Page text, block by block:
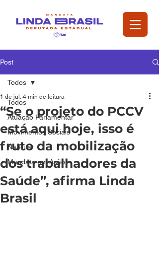
Post
Todos
Atuação Parlamentar
Movimentos Sociais
Na Rua
Mandata em Ação
Todos
“Se o projeto do PCCV
está aqui hoje, isso é
fruto da mobilização
dos trabalhadores da
Saúde”, afirma Linda
Brasil
1 de jul. 4 min de leitura